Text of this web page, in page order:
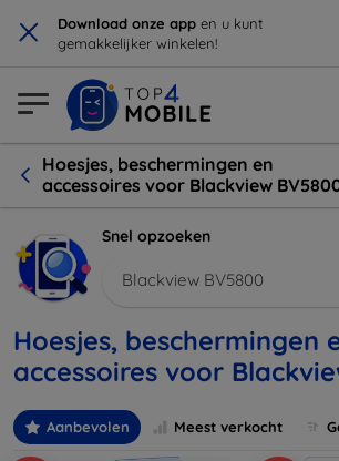
× Download onze app en u kunt
gemakkelijker winkelen!
Hoesjes, beschermingen en
accessoires voor Blackview
Snel opzoeken
Blackview BV5800
Hoesjes, beschermingen
accessoires voor
Aanbevolen Meest verkocht